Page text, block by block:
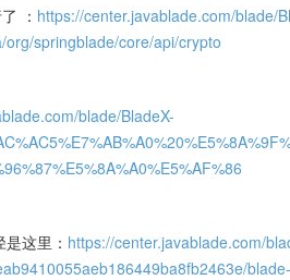
： https://center.javablade.com/blade/
springblade/core/api/crypto
blade/BladeX-
这里： https://center.javablade.com/